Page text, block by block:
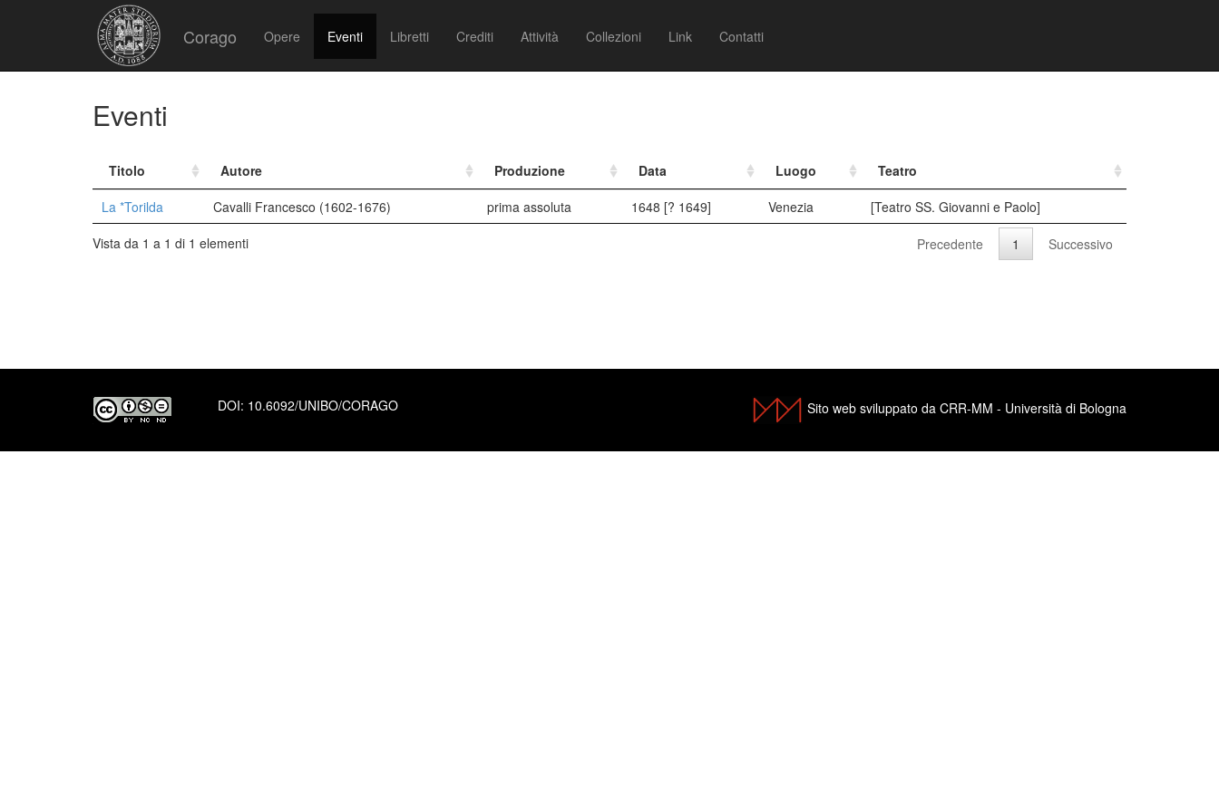
Corago Opere Eventi Libretti Crediti Attività Collezioni Link Contatti
Eventi
Titolo Autore Produzione Data Luogo
Teatro
La *Torilda
Cavalli Francesco (1602-1676) prima assoluta 1648 [? 1649] Venezia
[Teatro SS. Giovanni e Paolo]
Vista da 1 a 1 di 1 elementi
Precedente 1 Successivo
DOI: 10.6092/UNIBO/CORAGO Sito web sviluppato da CRR-MM - Università di Bologna